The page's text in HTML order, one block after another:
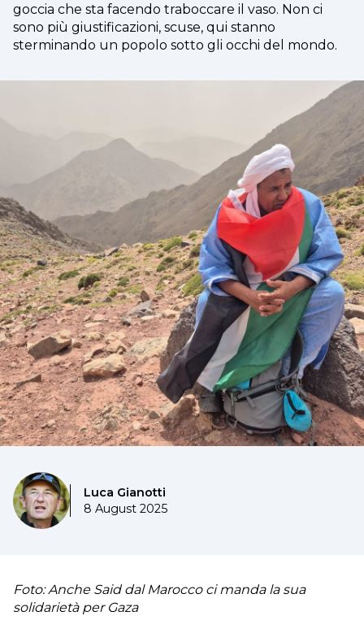
goccia che sta facendo traboccare il vaso. Non ci
sono più giustificazioni, scuse, qui stanno
sterminando un popolo sotto gli occhi del mondo.
Luca Gianotti
8 August 2025
Foto: Anche Said dal Marocco ci manda la sua
solidarietà per Gaza